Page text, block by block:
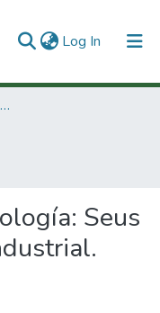
Log In (current)
3. Recursos de Información Científica y Tecnológica
Seus